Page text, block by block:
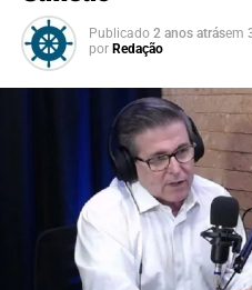
A seguir, um resumo dos
entrevista completa em
Publicado 2 anos atrásem
por Redação